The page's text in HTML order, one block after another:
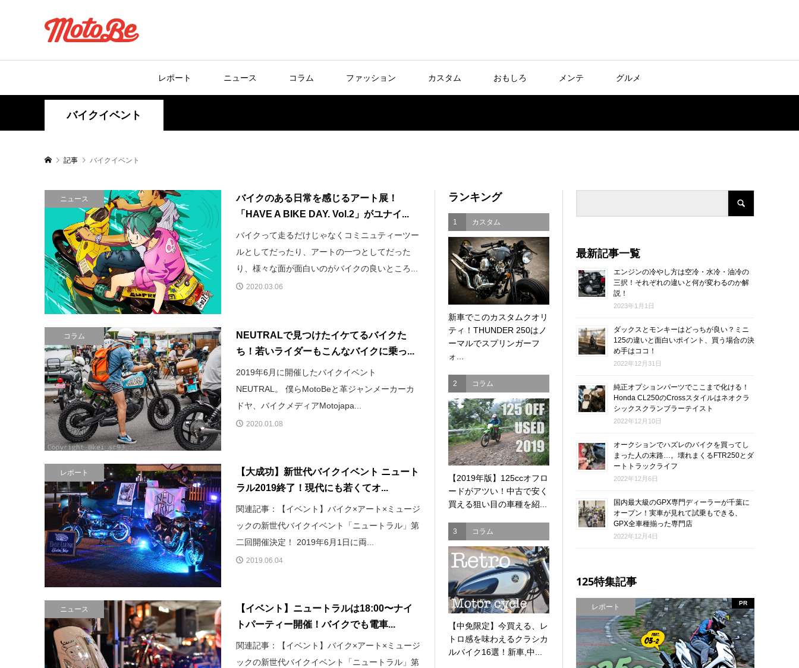
レポート ニュース コラム ファッション カスタム おもしろ メンテ グルメ
バイクイベント
記事 バイクイベント
ニュース
バイクのある日常を感じるアート展！
「HAVE A BIKE DAY. Vol.2」がユナイ...
バイクって走るだけじゃなくコミニュティーツー
ルとしてだったり、アートの一つとしてだった
り、様々な面が面白いのがバイクの良いところ...
2020.03.06
コラム
NEUTRALで見つけたイケてるバイクた
ち！若いライダーもこんなバイクに乗っ...
2019年6月に開催したバイクイベント
NEUTRAL。 僕らMotoBeと革ジャンメーカーカ
ドヤ、バイクメディアMotojapa...
2020.01.08
レポート
【大成功】新世代バイクイベント ニュート
ラル2019終了！現代にも若くてオ...
関連記事：【イベント】バイク×アート×ミュージ
ックの新世代バイクイベント「ニュートラル」第
二回開催決定！ 2019年6月1日に両...
2019.06.04
ニュース
【イベント】ニュートラルは18:00〜ナイ
トパーティー開催！バイクでも電車...
関連記事：【イベント】バイク×アート×ミュージ
ックの新世代バイクイベント「ニュートラル」第
最新記事一覧
エンジンの冷やし方は空冷・水冷・油冷の
三択！それぞれの違いと何が変わるのか解
説！
2023年1月1日
ダックスとモンキーはどっちが良い？ミニ
125の違いと面白いポイント、買う場合の決
め手はココ！
2022年12月31日
純正オプションパーツでここまで化ける！
Honda CL250のCrossスタイルはネオクラ
シックスクランブラーテイスト
2022年12月10日
オークションでハズレのバイクを買ってし
まった人の末路…。壊れまくるFTR250とダ
ートトラックライフ
2022年12月6日
国内最大級のGPX専門ディーラーが千葉に
オープン！実車が見れて試乗もできる、
GPX全車種揃った専門店
2022年12月4日
125特集記事
レポート PR
ランキング
1 カスタム
新車でこのカスタムクオリ
ティ！THUNDER 250はノ
ーマルでスプリンガーフ
ォ...
2 コラム
【2019年版】125ccオフロ
ードがアツい！中古で安く
買える狙い目の車種を紹...
3 コラム
【中免限定】今買える、レ
トロ感を味わえるクラシカ
ルバイク16選！新車,中...